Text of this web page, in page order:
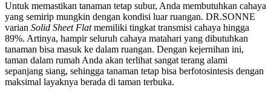
Untuk memastikan tanaman tetap subur, Anda membutuhkan cahaya
yang semirip mungkin dengan kondisi luar ruangan. DR.SONNE
varian Solid Sheet Flatmemiliki tingkat transmisi cahaya hingga
89%. Artinya, hampir seluruh cahaya matahari yang dibutuhkan
tanaman bisa masuk ke dalam ruangan. Dengan kejernihan ini,
taman dalam rumah Anda akan terlihat sangat terang alami
sepanjang siang, sehingga tanaman tetap bisa berfotosintesis dengan
maksimal layaknya berada di taman terbuka.